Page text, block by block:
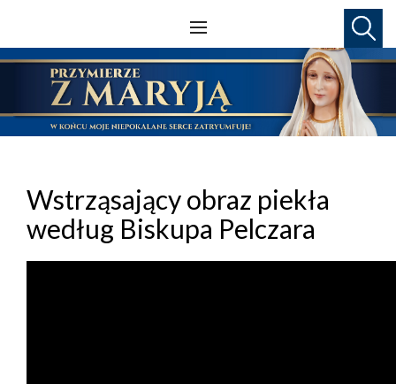
Wstrząsający obraz piekła
według Biskupa Pelczara